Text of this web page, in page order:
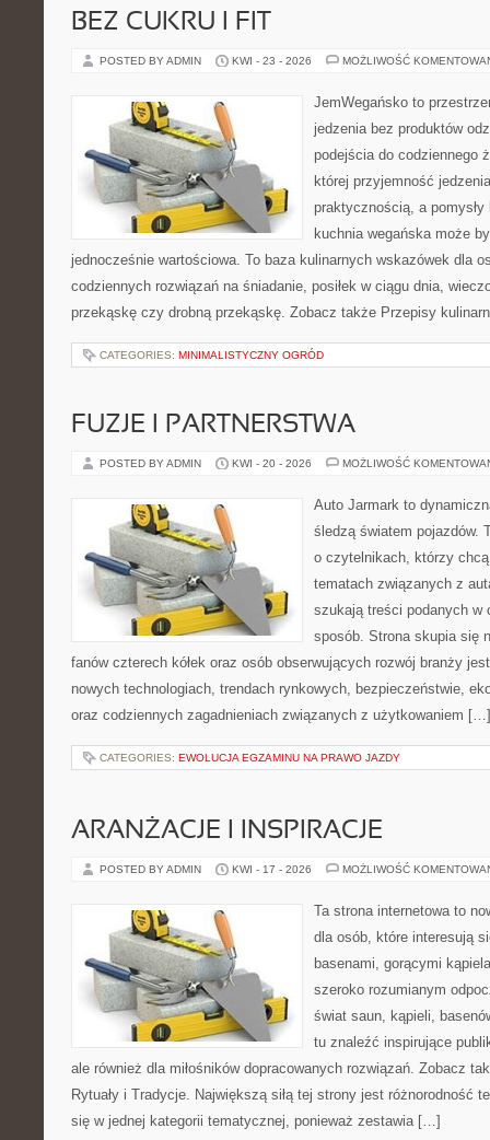
BEZ CUKRU I FIT
POSTED BY ADMIN KWI - 23 - 2026 MOŻLIWOŚĆ
JemWegańsko to
jedzenia bez produktów
podejścia do codziennego
której przyjemność
praktycznością, a
kuchnia wegańska może
jednocześnie wartościowa. To baza kulinarnych wskazówek dla
codziennych rozwiązań na śniadanie, posiłek w ciągu dnia,
przekąskę czy drobną przekąskę. Zobacz także Przepisy
CATEGORIES: MINIMALISTYCZNY OGRÓD
FUZJE I PARTNERSTWA
POSTED BY ADMIN KWI - 20 - 2026 MOŻLIWOŚĆ
Auto Jarmark to
śledzą światem pojazdów.
o czytelnikach, którzy
tematach związanych z
szukają treści podanych w
sposób. Strona skupia się
fanów czterech kółek oraz osób obserwujących rozwój branży
nowych technologiach, trendach rynkowych, bezpieczeństwie,
oraz codziennych zagadnieniach związanych z użytkowaniem […]
CATEGORIES: EWOLUCJA EGZAMINU NA PRAWO JAZDY
ARANŻACJE I INSPIRACJE
POSTED BY ADMIN KWI - 17 - 2026 MOŻLIWOŚĆ
Ta strona internetowa to
dla osób, które interesują
basenami, gorącymi
szeroko rozumianym
świat saun, kąpieli,
tu znaleźć inspirujące
ale również dla miłośników dopracowanych rozwiązań. Zobacz
Rytuały i Tradycje. Największą siłą tej strony jest różnorodność
się w jednej kategorii tematycznej, ponieważ zestawia […]